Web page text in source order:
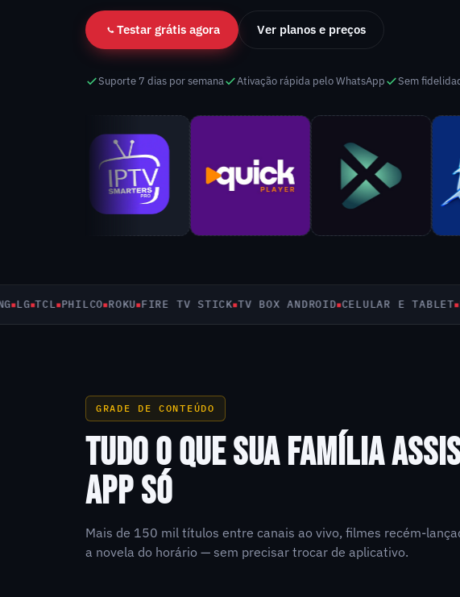
Testar grátis agora Ver planos e preços
Suporte 7 dias por semana Ativação rápida pelo WhatsApp Sem
TCL PHILCO ROKU FIRE TV STICK TV BOX ANDROID CELULAR E TABLET PC
GRADE DE CONTEÚDO
TUDO O QUE SUA FAMÍLIA
APP SÓ
Mais de 150 mil títulos entre canais ao vivo, filmes recém-
a novela do horário — sem precisar trocar de aplicativo.